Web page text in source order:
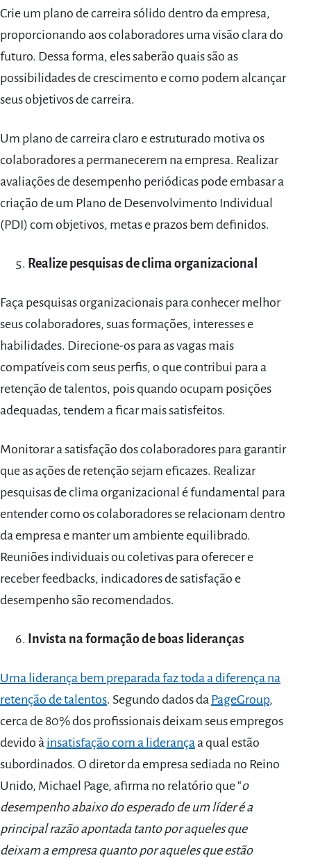
Crie um plano de carreira sólido dentro da empresa,
proporcionando aos colaboradores uma visão clara do
futuro. Dessa forma, eles saberão quais são as
possibilidades de crescimento e como podem alcançar
seus objetivos de carreira.
Um plano de carreira claro e estruturado motiva os
colaboradores a permanecerem na empresa. Realizar
avaliações de desempenho periódicas pode embasar a
criação de um Plano de Desenvolvimento Individual
(PDI) com objetivos, metas e prazos bem definidos.
Realize pesquisas de clima organizacional
Faça pesquisas organizacionais para conhecer melhor
seus colaboradores, suas formações, interesses e
habilidades. Direcione-os para as vagas mais
compatíveis com seus perfis, o que contribui para a
retenção de talentos, pois quando ocupam posições
adequadas, tendem a ficar mais satisfeitos.
Monitorar a satisfação dos colaboradores para garantir
que as ações de retenção sejam eficazes. Realizar
pesquisas de clima organizacional é fundamental para
entender como os colaboradores se relacionam dentro
da empresa e manter um ambiente equilibrado.
Reuniões individuais ou coletivas para oferecer e
receber feedbacks, indicadores de satisfação e
desempenho são recomendados.
Invista na formação de boas lideranças
Uma liderança bem preparada faz toda a diferença na
retenção de talentos. Segundo dados da PageGroup,
cerca de 80% dos profissionais deixam seus empregos
devido à insatisfação com a liderançaa qual estão
subordinados. O diretor da empresa sediada no Reino
Unido, Michael Page, afirma no relatório que “o
desempenho abaixo do esperado de um líder é a
principal razão apontada tanto por aqueles que
deixam a empresa quanto por aqueles que estão